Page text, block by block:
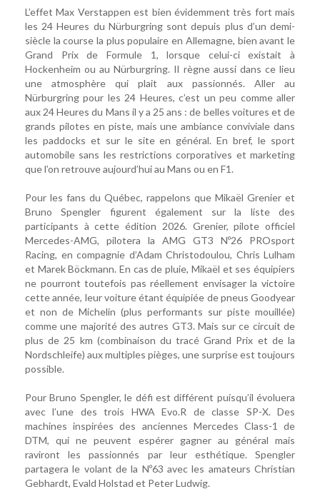
L’effet Max Verstappen est bien évidemment très fort mais
les 24 Heures du Nürburgring sont depuis plus d’un demi-
siècle la course la plus populaire en Allemagne, bien avant le
Grand Prix de Formule 1, lorsque celui-ci existait à
Hockenheim ou au Nürburgring. Il règne aussi dans ce lieu
une atmosphère qui plait aux passionnés. Aller au
Nürburgring pour les 24 Heures, c’est un peu comme aller
aux 24 Heures du Mans il y a 25 ans : de belles voitures et de
grands pilotes en piste, mais une ambiance conviviale dans
les paddocks et sur le site en général. En bref, le sport
automobile sans les restrictions corporatives et marketing
que l’on retrouve aujourd’hui au Mans ou en F1.
Pour les fans du Québec, rappelons que Mikaël Grenier et
Bruno Spengler figurent également sur la liste des
participants à cette édition 2026. Grenier, pilote officiel
Mercedes-AMG, pilotera la AMG GT3 Nº26 PROsport
Racing, en compagnie d’Adam Christodoulou, Chris Lulham
et Marek Böckmann. En cas de pluie, Mikaël et ses équipiers
ne pourront toutefois pas réellement envisager la victoire
cette année, leur voiture étant équipiée de pneus Goodyear
et non de Michelin (plus performants sur piste mouillée)
comme une majorité des autres GT3. Mais sur ce circuit de
plus de 25 km (combinaison du tracé Grand Prix et de la
Nordschleife) aux multiples pièges, une surprise est toujours
possible.
Pour Bruno Spengler, le défi est différent puisqu’il évoluera
avec l’une des trois HWA Evo.R de classe SP-X. Des
machines inspirées des anciennes Mercedes Class-1 de
DTM, qui ne peuvent espérer gagner au général mais
raviront les passionnés par leur esthétique. Spengler
partagera le volant de la Nº63 avec les amateurs Christian
Gebhardt, Evald Holstad et Peter Ludwig.